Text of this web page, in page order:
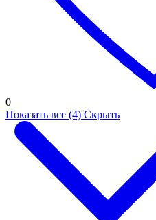
0
Показать все (4) Скрыть